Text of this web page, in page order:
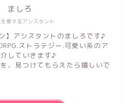
愛するアシスタント
ましろ
】アシスタントのましろです♪
ストラテジー.可愛い系のア
していきます♪
、見つけてもらえたら嬉しいで